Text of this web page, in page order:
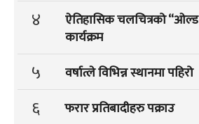
४
ऐतिहासिक चलचित्रको
कार्यक्रम
५ वर्षात्ले विभिन्न स्थानमा पहिरो
६ फरार प्रतिबादीहरु पक्राउ